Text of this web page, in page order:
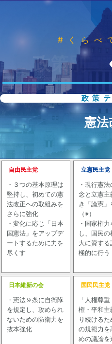
#くらべ
政策別に
政策
憲法
自由民主党
・３つの基本原理は
堅持し、初めての憲
法改正への取組みを
さらに強化
・変化に応じ「日本
国憲法」をアップデ
ートするために力を
尽くす
立憲民主党
・現行憲
念と立憲主
き「論憲」
（※）
・国家権
し、国民
大に資する
極的に行う
日本維新の会
・憲法９条に自衛隊
を規定し、攻められ
ないための防衛力を
抜本強化
国民民主党
「人権尊
権・平和主
り続ける
の規範力を
めの議論を